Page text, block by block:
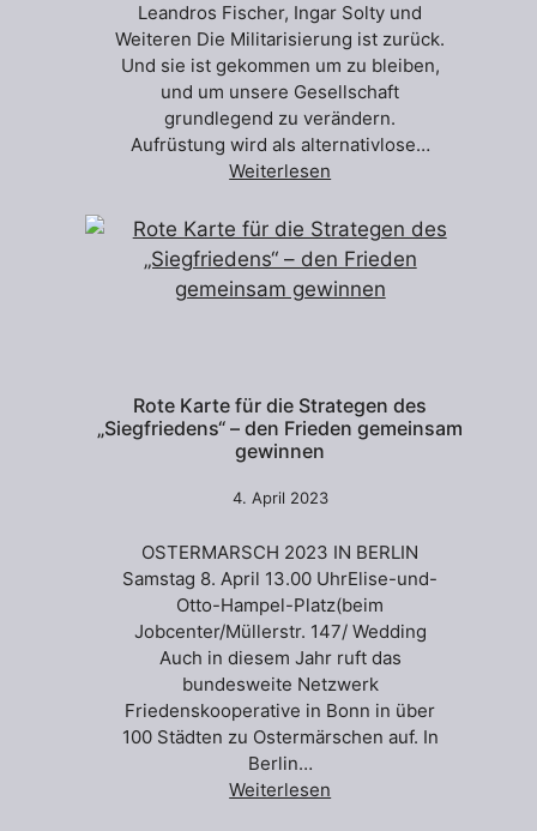
Leandros Fischer, Ingar Solty und
Weiteren Die Militarisierung ist zurück.
Und sie ist gekommen um zu bleiben,
und um unsere Gesellschaft
grundlegend zu verändern.
Aufrüstung wird als alternativlose…
Weiterlesen
Rote Karte für die Strategen des
„Siegfriedens“ – den Frieden gemeinsam
gewinnen
4. April 2023
OSTERMARSCH 2023 IN BERLIN
Samstag 8. April 13.00 UhrElise-und-
Otto-Hampel-Platz(beim
Jobcenter/Müllerstr. 147/ Wedding
Auch in diesem Jahr ruft das
bundesweite Netzwerk
Friedenskooperative in Bonn in über
100 Städten zu Ostermärschen auf. In
Berlin…
Weiterlesen